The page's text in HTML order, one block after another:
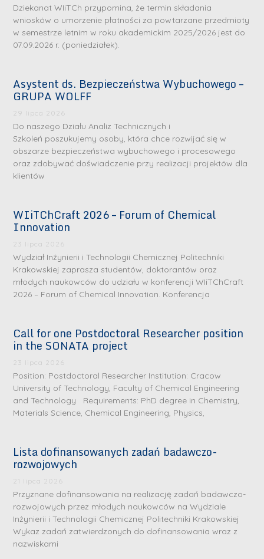
Dziekanat WIiTCh przypomina, że termin składania
wniosków o umorzenie płatności za powtarzane przedmioty
w semestrze letnim w roku akademickim 2025/2026 jest do
07.09.2026 r. (poniedziałek).
Asystent ds. Bezpieczeństwa Wybuchowego –
GRUPA WOLFF
29 lipca 2026
Do naszego Działu Analiz Technicznych i
Szkoleń poszukujemy osoby, która chce rozwijać się w
obszarze bezpieczeństwa wybuchowego i procesowego
oraz zdobywać doświadczenie przy realizacji projektów dla
klientów
WIiTChCraft 2026 – Forum of Chemical
Innovation
23 lipca 2026
Wydział Inżynierii i Technologii Chemicznej Politechniki
Krakowskiej zaprasza studentów, doktorantów oraz
młodych naukowców do udziału w konferencji WIiTChCraft
2026 – Forum of Chemical Innovation. Konferencja
Call for one Postdoctoral Researcher position
in the SONATA project
23 lipca 2026
Position: Postdoctoral Researcher Institution: Cracow
University of Technology, Faculty of Chemical Engineering
and Technology Requirements: PhD degree in Chemistry,
Materials Science, Chemical Engineering, Physics,
Lista dofinansowanych zadań badawczo-
rozwojowych
21 lipca 2026
Przyznane dofinansowania na realizację zadań badawczo-
rozwojowych przez młodych naukowców na Wydziale
Inżynierii i Technologii Chemicznej Politechniki Krakowskiej
Wykaz zadań zatwierdzonych do dofinansowania wraz z
nazwiskami
e
b
r
n
e
m
e
D
r
i
n